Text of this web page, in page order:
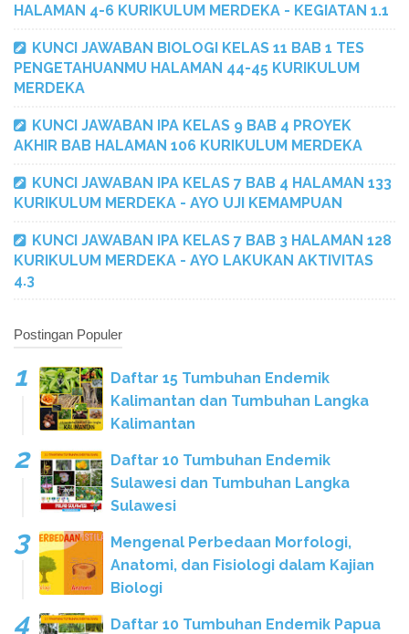
HALAMAN 4-6 KURIKULUM MERDEKA - KEGIATAN 1.1
KUNCI JAWABAN BIOLOGI KELAS 11 BAB 1 TES
PENGETAHUANMU HALAMAN 44-45 KURIKULUM
MERDEKA
KUNCI JAWABAN IPA KELAS 9 BAB 4 PROYEK
AKHIR BAB HALAMAN 106 KURIKULUM MERDEKA
KUNCI JAWABAN IPA KELAS 7 BAB 4 HALAMAN 133
KURIKULUM MERDEKA - AYO UJI KEMAMPUAN
KUNCI JAWABAN IPA KELAS 7 BAB 3 HALAMAN 128
KURIKULUM MERDEKA - AYO LAKUKAN AKTIVITAS
4.3
Postingan Populer
Daftar 15 Tumbuhan Endemik
Kalimantan dan Tumbuhan Langka
Kalimantan
Daftar 10 Tumbuhan Endemik
Sulawesi dan Tumbuhan Langka
Sulawesi
Mengenal Perbedaan Morfologi,
Anatomi, dan Fisiologi dalam Kajian
Biologi
Daftar 10 Tumbuhan Endemik Papua